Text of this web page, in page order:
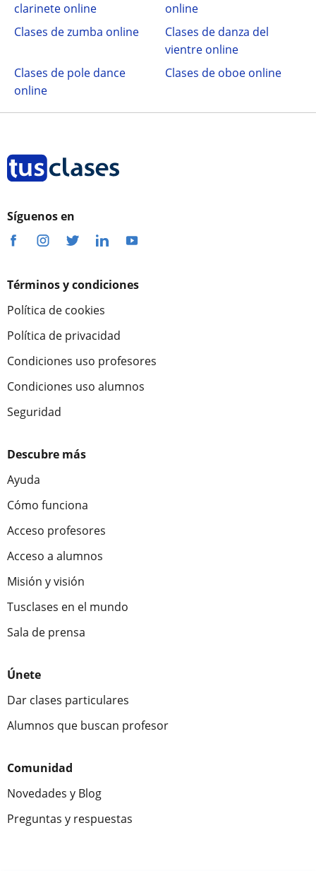
clarinete online
online
Clases de zumba online
Clases de danza del
vientre online
Clases de pole dance
online
Clases de oboe online
Síguenos en
Términos y condiciones
Política de cookies
Política de privacidad
Condiciones uso profesores
Condiciones uso alumnos
Seguridad
Descubre más
Ayuda
Cómo funciona
Acceso profesores
Acceso a alumnos
Misión y visión
Tusclases en el mundo
Sala de prensa
Únete
Dar clases particulares
Alumnos que buscan profesor
Comunidad
Novedades y Blog
Preguntas y respuestas